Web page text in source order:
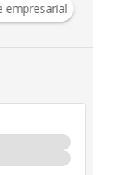
empresarial